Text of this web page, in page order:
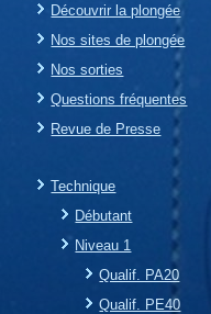
Découvrir la plongée
Nos sites de plongée
Nos sorties
Questions fréquentes
Revue de Presse
Technique
Débutant
Niveau 1
Qualif. PA20
Qualif. PE40